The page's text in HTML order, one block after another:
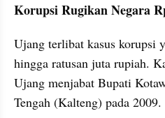
Korupsi Rugikan Negara
Ujang terlibat kasus korupsi
hingga ratusan juta rupiah.
Ujang menjabat Bupati
Tengah (Kalteng) pada 2009.